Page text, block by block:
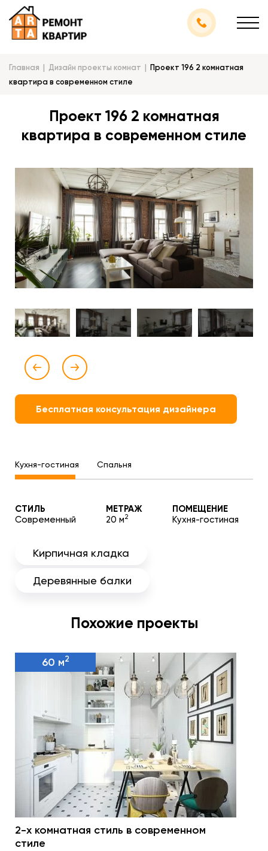
Главная Дизайн проекты комнат
Проект 196 2 комнатная
квартира в современном стиле
Проект 196 2 комнатная
квартира в современном стиле
Бесплатная консультация дизайнера
Кухня-гостиная Спальня
СТИЛЬ
Современный
МЕТРАЖ
20 м2
ПОМЕЩЕНИЕ
Кухня-гостиная
Кирпичная кладка
Деревянные балки
Похожие проекты
60 м2
2-х комнатная стиль в современном
стиле